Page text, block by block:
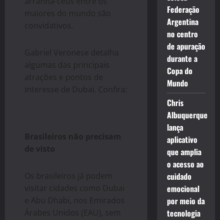
maiores do mundo são
convidativos.
Gabriel Veronese detalha
algumas das principais
atrações e pontos de
interesse de Dubai. Confira:
Brasileiros não precisam
de visto
Os brasileiros já podem
visitar cidades como Dubai
e Abu Dhabi, nos Emirados
Árabes Unidos (EAU), sem
Federação
Argentina
no centro
de apuração
durante a
Copa do
Mundo
Chris
Albuquerque
lança
aplicativo
que amplia
o acesso ao
cuidado
emocional
por meio da
tecnologia